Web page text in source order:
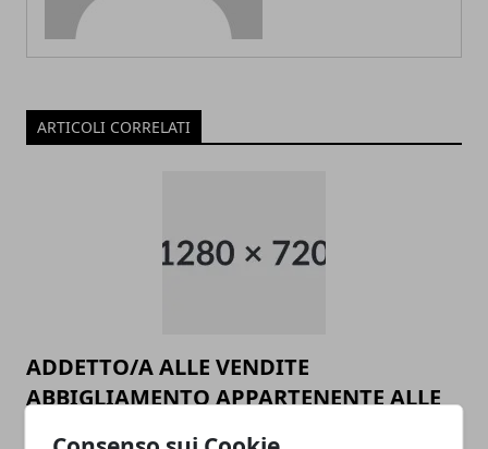
ARTICOLI CORRELATI
ADDETTO/A ALLE VENDITE
ABBIGLIAMENTO APPARTENENTE ALLE